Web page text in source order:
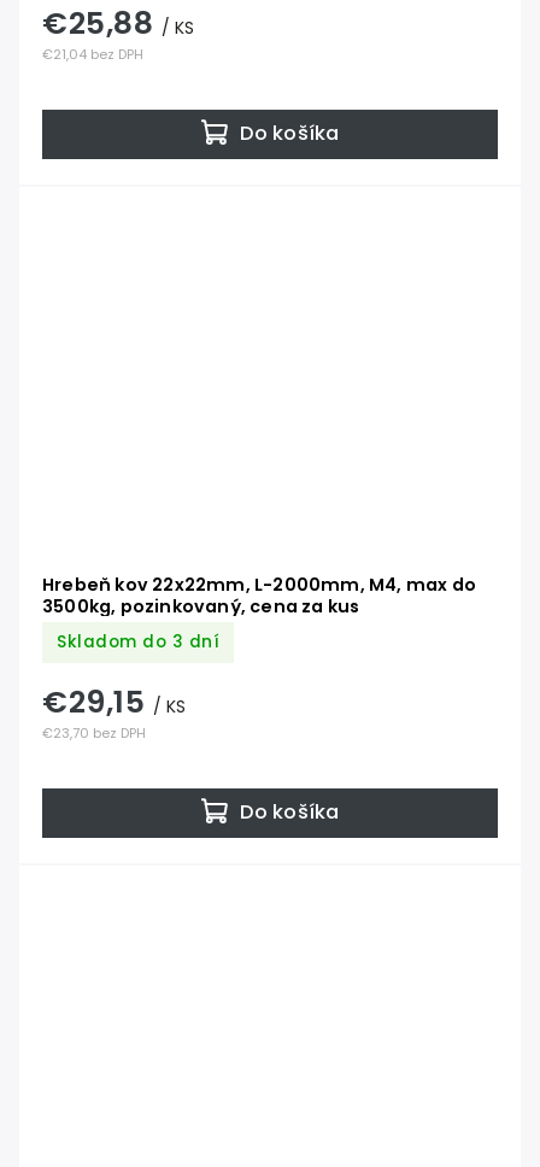
€21,04 bez DPH
€25,88 / KS
Do košíka
Hrebeň kov 22x22mm, L-2000mm, M4, max do
3500kg, pozinkovaný, cena za kus
Skladom do 3 dní
€23,70 bez DPH
€29,15 / KS
Do košíka